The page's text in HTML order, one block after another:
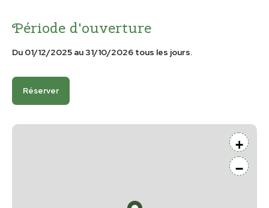
Période d'ouverture
Du 01/12/2025 au 31/10/2026 tous les jours.
Réserver
+
−